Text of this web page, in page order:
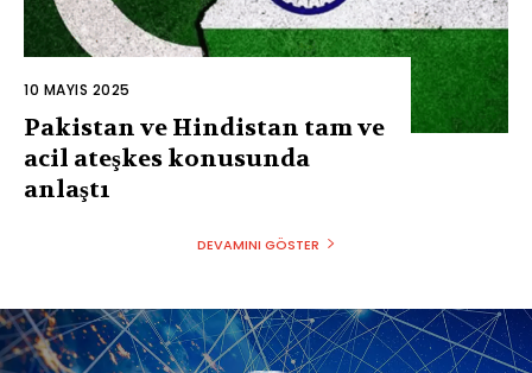
10 MAYIS 2025
Pakistan ve Hindistan tam ve
acil ateşkes konusunda
anlaştı
DEVAMINI GÖSTER